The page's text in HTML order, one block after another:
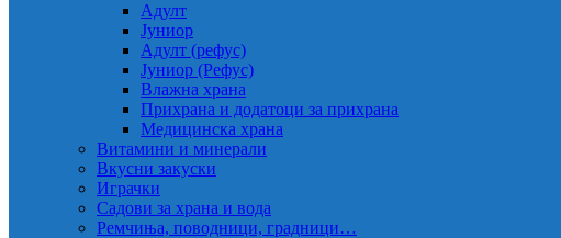
Адулт
Јуниор
Адулт (рефус)
Јуниор (Рефус)
Влажна храна
Прихрана и додатоци за прихрана
Медицинска храна
Витамини и минерали
Вкусни закуски
Играчки
Садови за храна и вода
Ремчиња, поводници, градници…